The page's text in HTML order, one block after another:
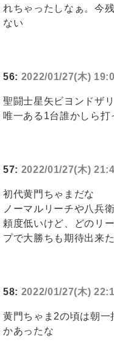
れちゃったしなぁ。今
ない
56: 2022/01/27(木)
聖闘士星矢ビヨンドザ
唯一ある1台誰かしら
57: 2022/01/27(木)
初代黄門ちゃまだな
ノーマルリーチや八兵
頼度低いけど、どのリ
プで大勝ちも期待出来
58: 2022/01/27(木)
黄門ちゃま2の頃は朝一
かあったな